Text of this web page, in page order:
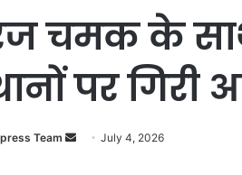
चमक के
पर
Team
Send July 4, 2026